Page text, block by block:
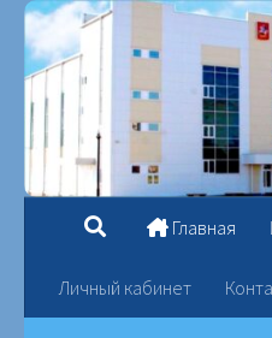
Перейти к содержимому
Главная
Личный кабинет